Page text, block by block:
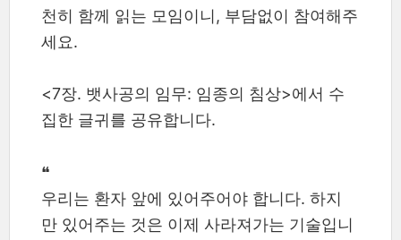
천히 함께 읽는 모임이니, 부담없이 참여해주
세요.
<7장. 뱃사공의 임무: 임종의 침상>에서 수
집한 글귀를 공유합니다.
❝
우리는 환자 앞에 있어주어야 합니다. 하지
만 있어주는 것은 이제 사라져가는 기술입니